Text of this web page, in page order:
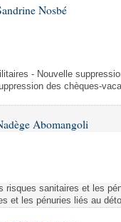
Nosbé
- Nouvelle
des chèques-
Abomangoli
risques sanitaires et les
et les pénuries liés au